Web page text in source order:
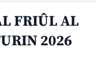
FRIÛL AL
2026